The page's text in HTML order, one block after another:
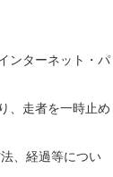
ンターネット・パ
、走者を一時止め
、経過等につい